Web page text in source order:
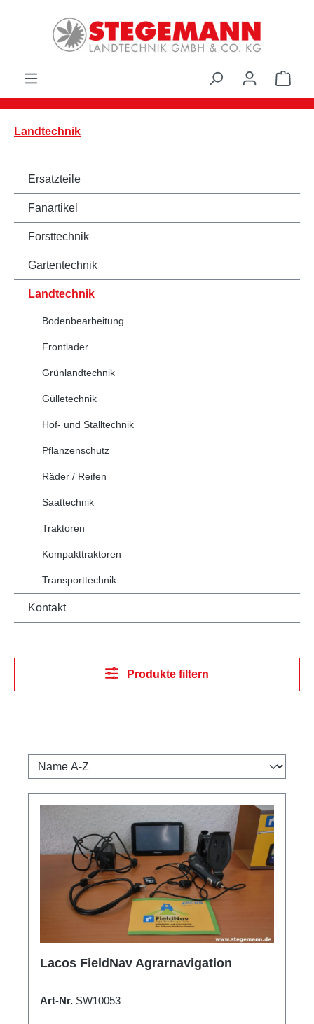
Zum Hauptinhalt springen
Landtechnik
Ersatzteile
Fanartikel
Forsttechnik
Gartentechnik
Landtechnik
Bodenbearbeitung
Frontlader
Grünlandtechnik
Gülletechnik
Hof- und Stalltechnik
Pflanzenschutz
Räder / Reifen
Saattechnik
Traktoren
Kompakttraktoren
Transporttechnik
Kontakt
Produkte filtern
Lacos FieldNav Agrarnavigation
Art-Nr. SW10053